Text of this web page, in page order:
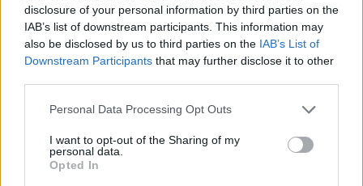
disclosure of your personal information by third parties on the
IAB’s list of downstream participants. This information may
also be disclosed by us to third parties on the IAB’s List of
Downstream Participants that may further disclose it to other
Personal Data Processing Opt Outs
I want to opt-out of the Sharing of my
personal data.
Opted In
novità per la Juventus è il Dibu Martinez,
fresco vincitore dell'Europa League con l'Aston
Villa. L'argentino classe 1992 è considerato il
Ecco perché sullo sfondo c'è anche Guglielmo